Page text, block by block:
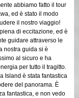
abbiamo fatto il tour
ed è stato il modo
il nostro viaggio!
di eccitazione, ed è
guidare attraverso le
nostra guida si è
al sicuro e ha
per tutto il tragitto.
Island è stata fantastica
del panorama. È
fantastica, e non vedo